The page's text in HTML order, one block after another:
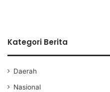
Kategori Berita
Daerah
Nasional